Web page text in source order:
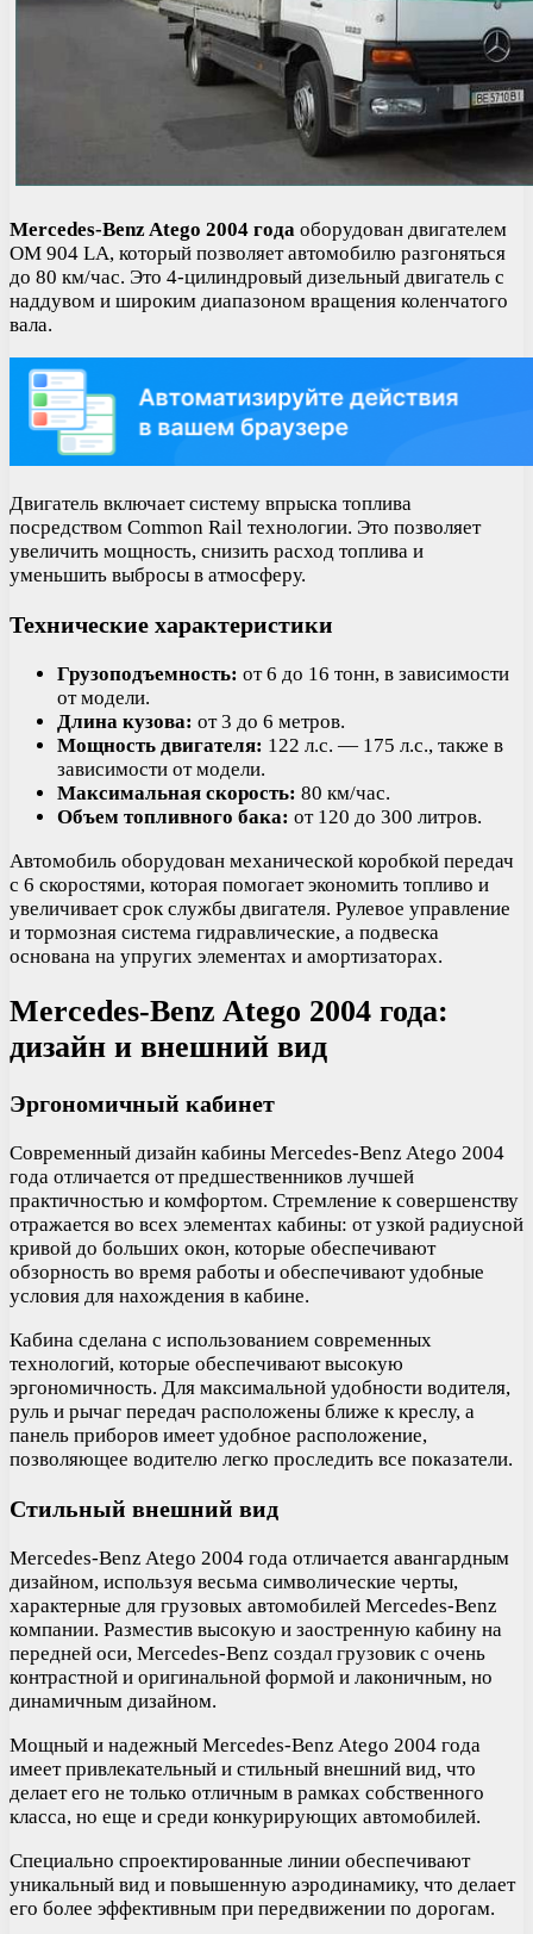
Mercedes-Benz Atego 2004 года оборудован двигателем
OM 904 LA, который позволяет автомобилю разгоняться
до 80 км/час. Это 4-цилиндровый дизельный двигатель с
наддувом и широким диапазоном вращения коленчатого
вала.
Двигатель включает систему впрыска топлива
посредством Common Rail технологии. Это позволяет
увеличить мощность, снизить расход топлива и
уменьшить выбросы в атмосферу.
Технические характеристики
Грузоподъемность: от 6 до 16 тонн, в зависимости
от модели.
Длина кузова: от 3 до 6 метров.
Мощность двигателя: 122 л.с. — 175 л.с., также в
зависимости от модели.
Максимальная скорость: 80 км/час.
Объем топливного бака: от 120 до 300 литров.
Автомобиль оборудован механической коробкой передач
с 6 скоростями, которая помогает экономить топливо и
увеличивает срок службы двигателя. Рулевое управление
и тормозная система гидравлические, а подвеска
основана на упругих элементах и амортизаторах.
Mercedes-Benz Atego 2004 года:
дизайн и внешний вид
Эргономичный кабинет
Современный дизайн кабины Mercedes-Benz Atego 2004
года отличается от предшественников лучшей
практичностью и комфортом. Стремление к совершенству
отражается во всех элементах кабины: от узкой радиусной
кривой до больших окон, которые обеспечивают
обзорность во время работы и обеспечивают удобные
условия для нахождения в кабине.
Кабина сделана с использованием современных
технологий, которые обеспечивают высокую
эргономичность. Для максимальной удобности водителя,
руль и рычаг передач расположены ближе к креслу, а
панель приборов имеет удобное расположение,
позволяющее водителю легко проследить все показатели.
Стильный внешний вид
Mercedes-Benz Atego 2004 года отличается авангардным
дизайном, используя весьма символические черты,
характерные для грузовых автомобилей Mercedes-Benz
компании. Разместив высокую и заостренную кабину на
передней оси, Mercedes-Benz создал грузовик с очень
контрастной и оригинальной формой и лаконичным, но
динамичным дизайном.
Мощный и надежный Mercedes-Benz Atego 2004 года
имеет привлекательный и стильный внешний вид, что
делает его не только отличным в рамках собственного
класса, но еще и среди конкурирующих автомобилей.
Специально спроектированные линии обеспечивают
уникальный вид и повышенную аэродинамику, что делает
его более эффективным при передвижении по дорогам.